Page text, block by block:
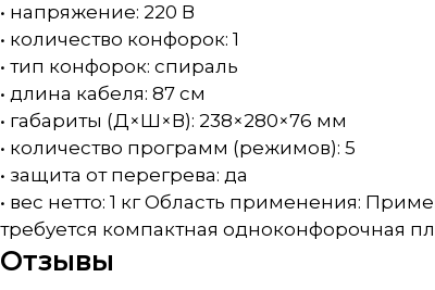
• напряжение: 220 В
• количество конфорок: 1
• тип конфорок: спираль
• длина кабеля: 87 см
• габариты (Д×Ш×В): 238×280×76 мм
• количество программ (режимов): 5
• защита от перегрева: да
• вес нетто: 1 кг Область применения:
требуется компактная одноконфорочная
Отзывы